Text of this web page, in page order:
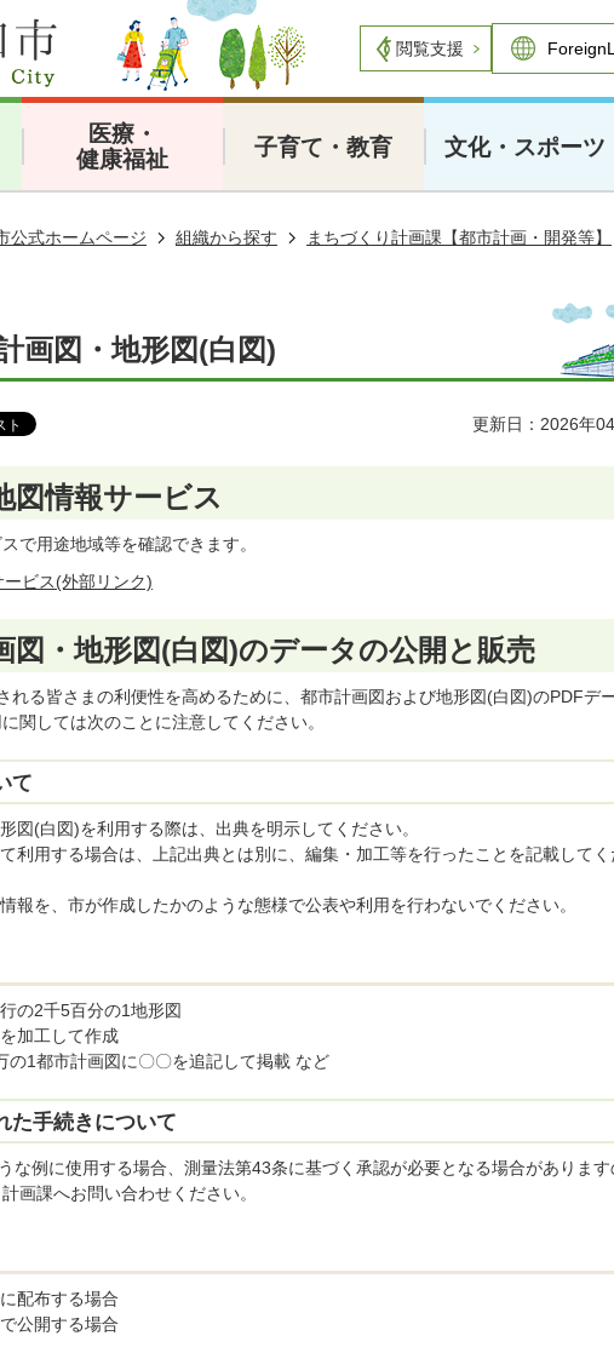
閲覧支援
医療・
健康福祉
子育て・教育 文化・スポーツ
公式ホームページ 組織から探す まちづくり計画課【都市計画・開発等】
画図・地形図(白図)
更新日：2026年
図情報サービス
で用途地域等を確認できます。
ビス(外部リンク)
図・地形図(白図)のデータの公開と販売
れる皆さまの利便性を高めるために、都市計画図および地形図(白図)のPDFデ
関しては次のことに注意してください。
て
図(白図)を利用する際は、出典を明示してください。
利用する場合は、上記出典とは別に、編集・加工等を行ったことを記載してく
報を、市が作成したかのような態様で公表や利用を行わないでください。
の2千5百分の1地形図
加工して作成
の1都市計画図に〇〇を追記して掲載 など
た手続きについて
な例に使用する場合、測量法第43条に基づく承認が必要となる場合があります
画課へお問い合わせください。
配布する場合
公開する場合